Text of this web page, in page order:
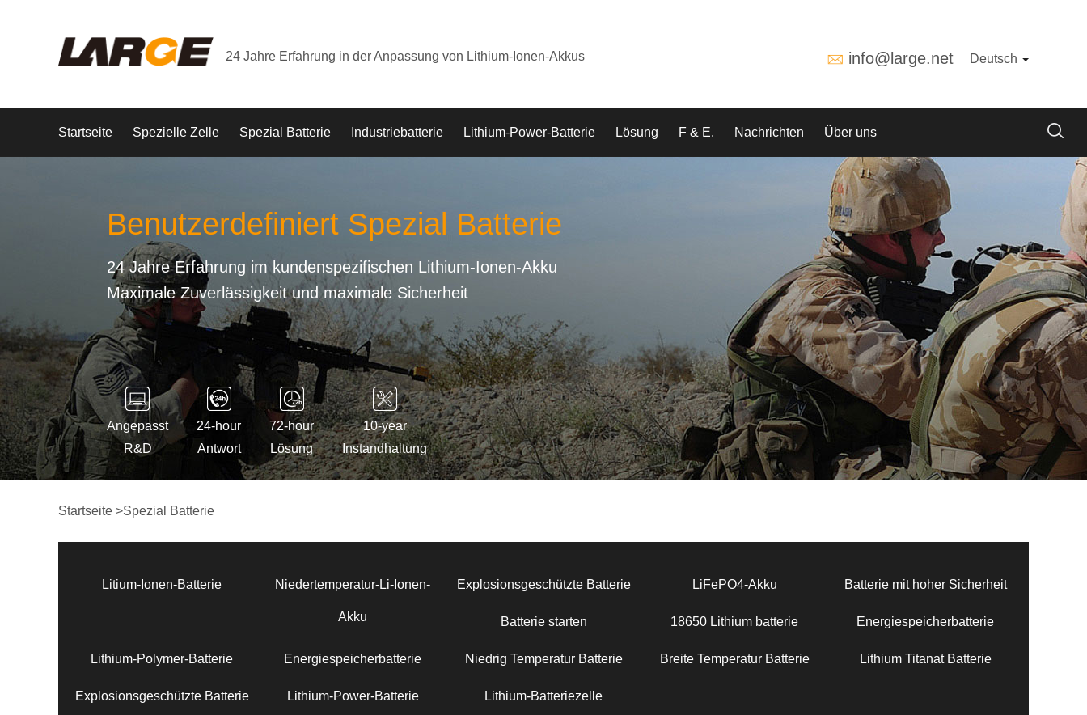
24 Jahre Erfahrung in der Anpassung von Lithium-Ionen-Akkus info@large.net Deutsch
Startseite Spezielle Zelle Spezial Batterie Industriebatterie Lithium-Power-Batterie Lösung F & E. Nachrichten Über uns
Benutzerdefiniert Spezial Batterie
24 Jahre Erfahrung im kundenspezifischen Lithium-Ionen-Akku
Maximale Zuverlässigkeit und maximale Sicherheit
Angepasst
R&D
24-hour
Antwort
72-hour
Lösung
10-year
Instandhaltung
Startseite >Spezial Batterie
Litium-Ionen-Batterie Niedertemperatur-Li-Ionen-
Akku
Explosionsgeschützte Batterie LiFePO4-Akku Batterie mit hoher Sicherheit
Batterie starten 18650 Lithium batterie Energiespeicherbatterie
Lithium-Polymer-Batterie Energiespeicherbatterie Niedrig Temperatur Batterie Breite Temperatur Batterie Lithium Titanat Batterie
Explosionsgeschützte Batterie Lithium-Power-Batterie Lithium-Batteriezelle